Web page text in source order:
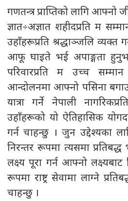
गणतन्त्र प्राप्तिको लागि आफ्नो
ज्ञात÷अज्ञात शहीदप्रति म
उहाँहरूप्रति श्रद्धाञ्जलि व्यक्त
आफू घाइते भई अपाङ्गता
परिवारप्रति म उच्च
आन्दोलनमा आफ्नो पसिना
यात्रा गर्ने नेपाली
उहाँहरूको यो ऐतिहासिक
गर्न चाहन्छु । जुन उद्देश्यका
निरन्तर रूपमा त्यसमा
लक्ष्य पूरा गर्न आफ्नो
रूपमा राष्ट्र सेवामा लाग्ने
चाहन्छु ।